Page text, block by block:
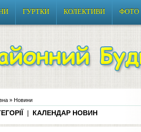
ГУРТКИ КОЛЕКТИВИ ФОТО
» Новини
КАЛЕНДАР НОВИН